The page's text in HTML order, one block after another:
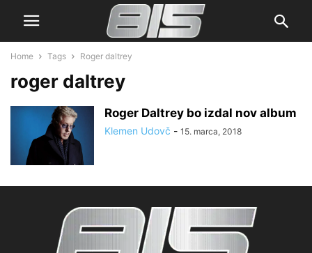
Home Tags Roger daltrey
roger daltrey
Roger Daltrey bo izdal nov album
Klemen Udovč - 15. marca, 2018